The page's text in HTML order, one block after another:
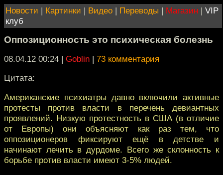
Новости | Картинки | Видео | Переводы | Магазин | VIP
клуб
Оппозиционность это психическая болезнь
08.04.12 00:24 | Goblin | 73 комментария
Цитата:
Американские психиатры давно включили активные
протесты против власти в перечень девиантных
проявлений. Низкую протестность в США (в отличие
от Европы) они объясняют как раз тем, что
оппозиционеров фиксируют ещё в детстве и
начинают лечить в дурдоме. Всего же склонность к
борьбе против власти имеют 3-5% людей.